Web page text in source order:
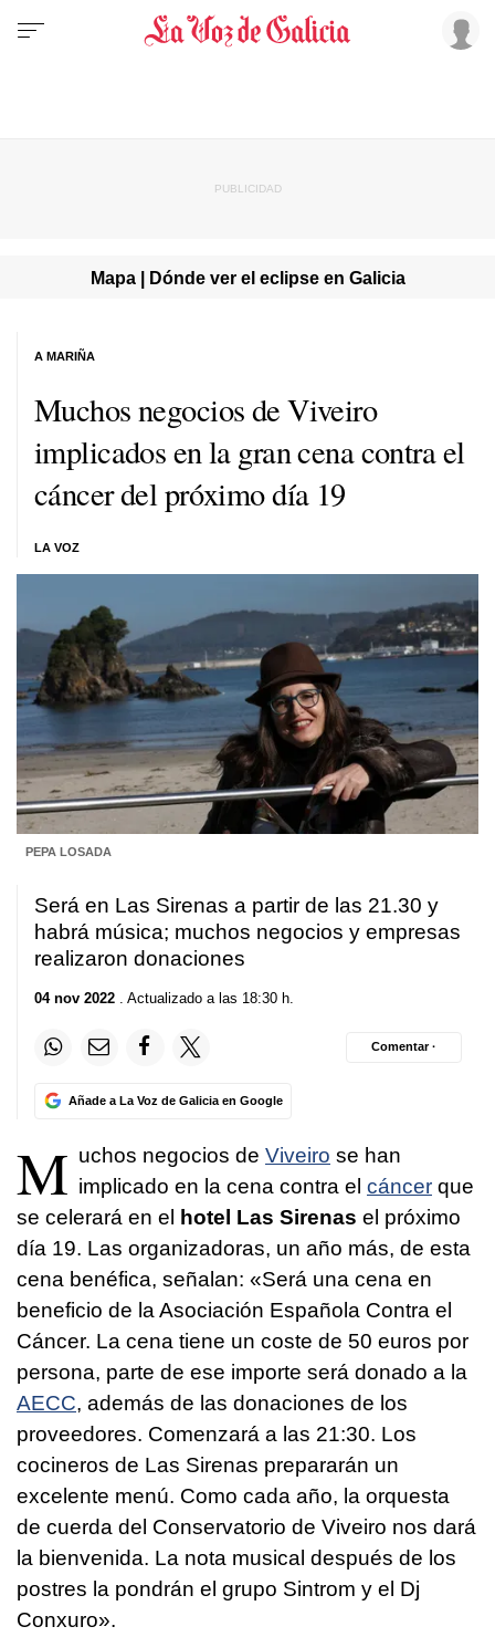
Mapa | Dónde ver el eclipse en Galicia
Muchos negocios de Viveiro
implicados en la gran cena contra el
cáncer del próximo día 19
LA VOZ
A MARIÑA
PEPA LOSADA
Será en Las Sirenas a partir de las 21.30 y
habrá música; muchos negocios y empresas
realizaron donaciones
04 nov 2022 . Actualizado a las 18:30 h.
Añade a La Voz de Galicia en Google
Comentar ·
M uchos negocios de Viveiro se han
implicado en la cena contra el cáncer que
se celerará en el hotel Las Sirenas el próximo
día 19. Las organizadoras, un año más, de esta
cena benéfica, señalan: «Será una cena en
beneficio de la Asociación Española Contra el
Cáncer. La cena tiene un coste de 50 euros por
persona, parte de ese importe será donado a la
AECC, además de las donaciones de los
proveedores. Comenzará a las 21:30. Los
cocineros de Las Sirenas prepararán un
excelente menú. Como cada año, la orquesta
de cuerda del Conservatorio de Viveiro nos dará
la bienvenida. La nota musical después de los
postres la pondrán el grupo Sintrom y el Dj
Conxuro».